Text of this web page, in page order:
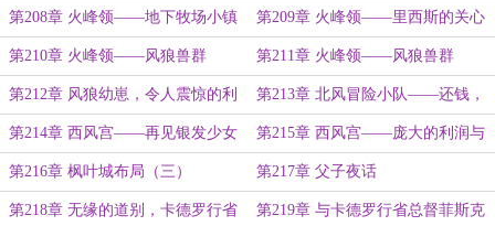
倪（开挂的冒险小队）
第208章 火峰领——地下牧场小镇 第209章 火峰领——里西斯的关心
第210章 火峰领——风狼兽群
（上）
第211章 火峰领——风狼兽群
（下）
第212章 风狼幼崽，令人震惊的利
润
第213章 北风冒险小队——还钱，
加深的友谊
第214章 西风宫——再见银发少女 第215章 西风宫——庞大的利润与
老父亲
第216章 枫叶城布局（三） 第217章 父子夜话
第218章 无缘的道别，卡德罗行省 第219章 与卡德罗行省总督菲斯克